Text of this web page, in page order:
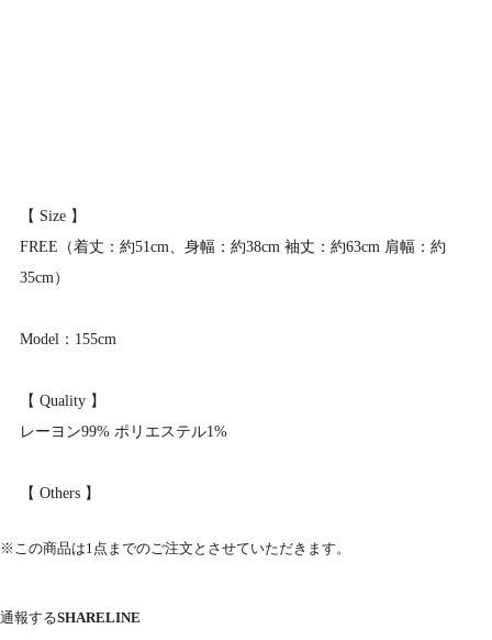
【 Size 】
FREE（着丈：約51cm、身幅：約38cm 袖丈：約63cm 肩幅：約
35cm）
Model：155cm
【 Quality 】
レーヨン99% ポリエステル1%
【 Others 】
※この商品は1点までのご注文とさせていただきます。
通報するSHARELINE